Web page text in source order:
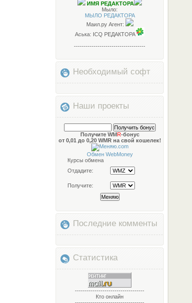
ИМЯ РЕДАКТОРА
Мыло:
МЫЛО РЕДАКТОРА
Маил.ру Агент:
Аська: ICQ РЕДАКТОРА
------------------------------------
Необходимый софт
Наши проекты
Получите WMR-бонус
от 0,01 до 0,20 WMR на свой кошелек!
Обмен WebMoney
Курсы обмена
Отдадите:
Получите:
Последние комменты
Статистика
-----------------------------------
Кто онлайн